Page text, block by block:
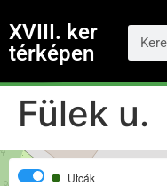
XVIII. ker
térképen
Fülek u.
Utcák